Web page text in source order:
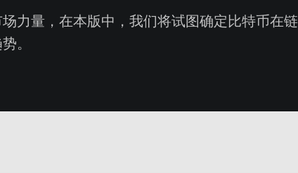
力量，在本版中，我们将试图确定比特币在链
。